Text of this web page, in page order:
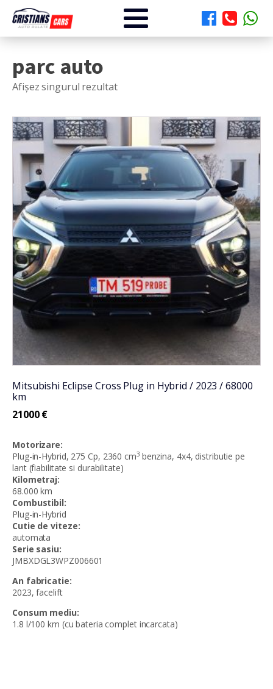
parc auto
Afișez singurul rezultat
Mitsubishi Eclipse Cross Plug in Hybrid / 2023 / 68000
km
21000€
Motorizare:
Plug-in-Hybrid, 275 Cp, 2360 cm3 benzina, 4x4, distributie pe
lant (fiabilitate si durabilitate)
Kilometraj:
68.000 km
Combustibil:
Plug-in-Hybrid
Cutie de viteze:
automata
Serie sasiu:
JMBXDGL3WPZ006601
An fabricatie:
2023, facelift
Consum mediu:
1.8 l/100 km (cu bateria complet incarcata)